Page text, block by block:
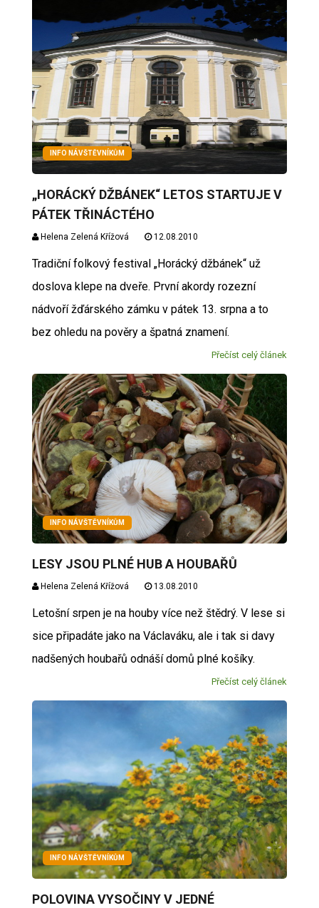
INFO NÁVŠTĚVNÍKŮM
„HORÁCKÝ DŽBÁNEK“ LETOS STARTUJE V
PÁTEK TŘINÁCTÉHO
Helena Zelená Křížová 12.08.2010
Tradiční folkový festival „Horácký džbánek“ už
doslova klepe na dveře. První akordy rozezní
nádvoří žďárského zámku v pátek 13. srpna a to
bez ohledu na pověry a špatná znamení.
Přečíst celý článek
INFO NÁVŠTĚVNÍKŮM
LESY JSOU PLNÉ HUB A HOUBAŘŮ
Helena Zelená Křížová 13.08.2010
Letošní srpen je na houby více než štědrý. V lese si
sice připadáte jako na Václaváku, ale i tak si davy
nadšených houbařů odnáší domů plné košíky.
Přečíst celý článek
INFO NÁVŠTĚVNÍKŮM
POLOVINA VYSOČINY V JEDNÉ